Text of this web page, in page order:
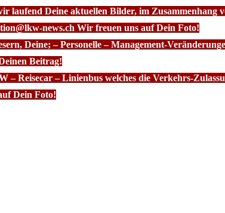
laufend Deine aktuellen Bilder, im
news.ch Wir freuen uns auf Dein Foto!
Deine; – Personelle – Management-
Beitrag!
– Reisecar – Linienbus welches die Verkehrs-
Dein Foto!